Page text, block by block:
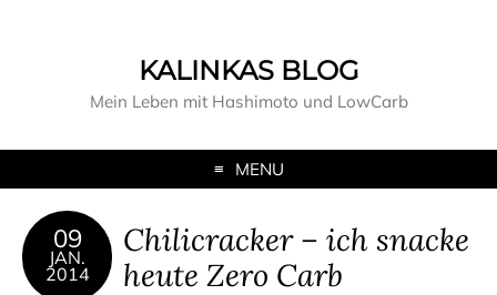
KALINKAS BLOG
Mein Leben mit Hashimoto und LowCarb
MENU
09
JAN.
2014
Chilicracker – ich snacke
heute Zero Carb